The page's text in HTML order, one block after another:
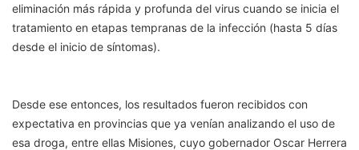
eliminación más rápida y profunda del virus cuando se inicia el
tratamiento en etapas tempranas de la infección (hasta 5 días
desde el inicio de síntomas).
Desde ese entonces, los resultados fueron recibidos con
expectativa en provincias que ya venían analizando el uso de
esa droga, entre ellas Misiones, cuyo gobernador Oscar Herrera